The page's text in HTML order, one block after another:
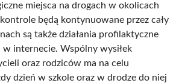
miejsca na drogach w okolicach
kontrole będą kontynuowane przez cały
są także działania profilaktyczne
w internecie. Wspólny wysiłek
oraz rodziców ma na celu
dzień w szkole oraz w drodze do niej